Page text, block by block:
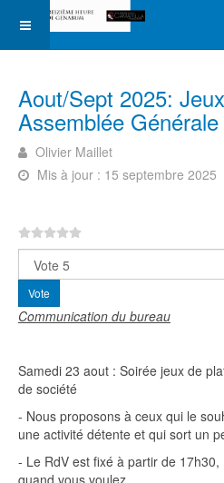
Aout/Sept 2025:
Assemblée
Olivier Maillet
Mis à jour : 15 septembre 2025
Veuillez voter
Communication du bureau
Samedi 23 aout : Soirée jeux de
de société
- Nous proposons à ceux qui le
une activité détente et qui sort un
- Le RdV est fixé à partir de
quand vous voulez